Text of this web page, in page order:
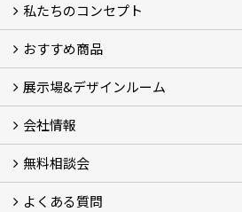
施工事例
お客様の声 (46)
私たちのコンセプト
コンセプト
完成までの流れ
お庭のメンテナンスについて
おすすめ商品
オリジナル帆布のサイクルポート
NEW スマートサイクルポート
おしゃれな物置 (8)
門扉 (6)
ウッドフェンス (16)
アイアンの商品 (6)
ガーデニング雑貨 (3)
ガーデン書&ガーデンアート
こだわりのオリジナル商品 一覧
おすすめの植物 (29)
箱庭ガーデン
ポット苗
展示場&デザインルーム
展示場&デザインルーム
会社情報
会社概要
スタッフ紹介 (11)
ブログ
コラム
アクセス
求人募集
無料相談会
無料相談会
よくある質問